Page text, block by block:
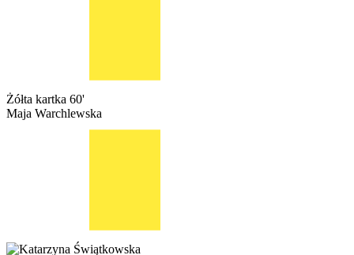
Żółta kartka 60'
Maja Warchlewska